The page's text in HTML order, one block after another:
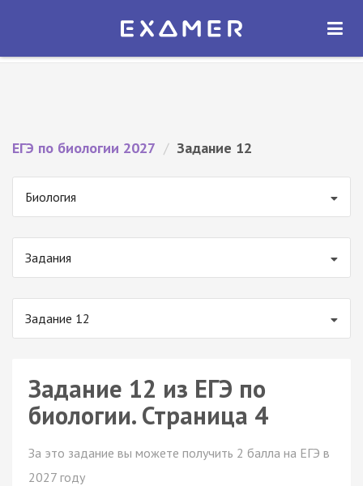
Экзамер — ЕГЭ 2027
ОТКРЫТЬ
ЕГЭ по биологии 2027 / Задание 12
Биология
Задания
Задание 12
Задание 12 из ЕГЭ по
биологии. Страница 4
За это задание вы можете получить 2 балла на ЕГЭ в
2027 году